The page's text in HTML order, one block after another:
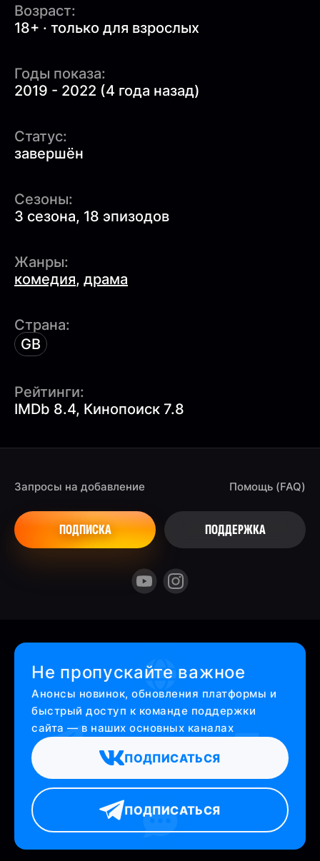
Возраст:
18+ · только для взрослых
Годы показа:
2019 - 2022 (4 года назад)
Статус:
завершён
Сезоны:
3 сезона, 18 эпизодов
Жанры:
комедия, драма
Страна:
GB
Рейтинги:
IMDb 8.4, Кинопоиск 7.8
Запросы на добавление
ПОДПИСКА
Помощь (FAQ)
ПОДДЕРЖКА
Не пропускайте важное
Анонсы новинок, обновления платформы и
быстрый доступ к команде поддержки
сайта — в наших основных каналах
ПОДПИСАТЬСЯ
ПОДПИСАТЬСЯ